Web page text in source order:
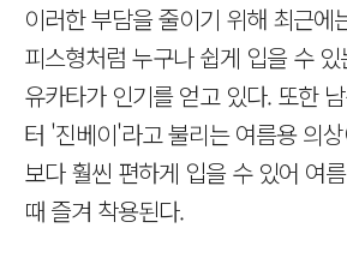
이러한 부담을 줄이기 위해 최근에
피스형처럼 누구나 쉽게 입을 수
유카타가 인기를 얻고 있다. 또한
터 '진베이'라고 불리는 여름용 의
보다 훨씬 편하게 입을 수 있어 여
때 즐겨 착용된다.